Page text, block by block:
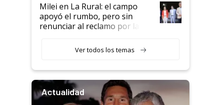
Milei en La Rural: el campo
apoyó el rumbo, pero sin
renunciar al reclamo por las
Ver todos los temas
Actualidad